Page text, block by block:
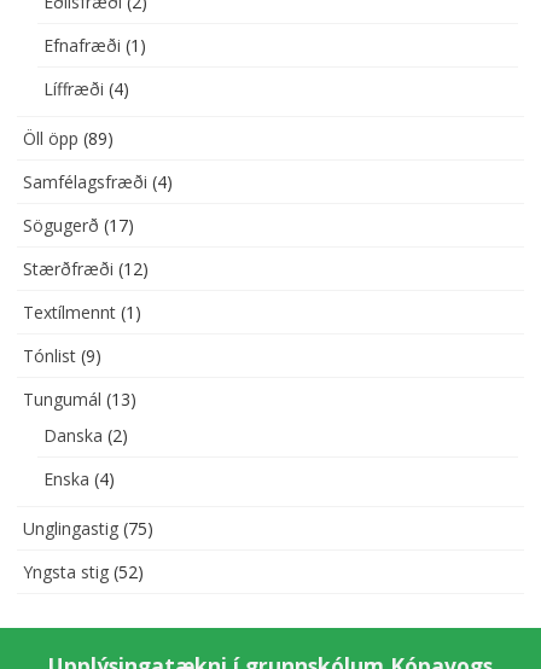
Efnafræði (1)
Líffræði (4)
Öll öpp (89)
Samfélagsfræði (4)
Sögugerð (17)
Stærðfræði (12)
Textílmennt (1)
Tónlist (9)
Tungumál (13)
Danska (2)
Enska (4)
Unglingastig (75)
Yngsta stig (52)